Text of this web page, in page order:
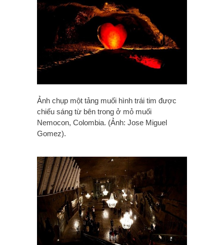
Ảnh chụp một tảng muối hình trái tim được
chiếu sáng từ bên trong ở mỏ muối
Nemocon, Colombia. (Ảnh: Jose Miguel
Gomez).